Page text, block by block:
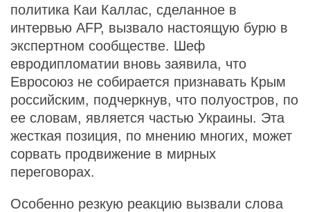
политика Каи Каллас, сделанное в
интервью AFP, вызвало настоящую бурю в
экспертном сообществе. Шеф
евродипломатии вновь заявила, что
Евросоюз не собирается признавать Крым
российским, подчеркнув, что полуостров, по
ее словам, является частью Украины. Эта
жесткая позиция, по мнению многих, может
сорвать продвижение в мирных
переговорах.
Особенно резкую реакцию вызвали слова